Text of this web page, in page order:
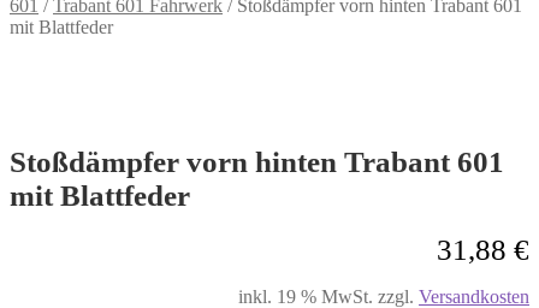
601 /Trabant 601 Fahrwerk / Stoßdämpfer vorn hinten Trabant 601
mit Blattfeder
Stoßdämpfer vorn hinten Trabant 601
mit Blattfeder
31,88 €
inkl. 19 % MwSt. zzgl. Versandkosten